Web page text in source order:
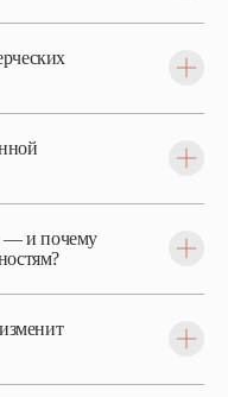
— и почему